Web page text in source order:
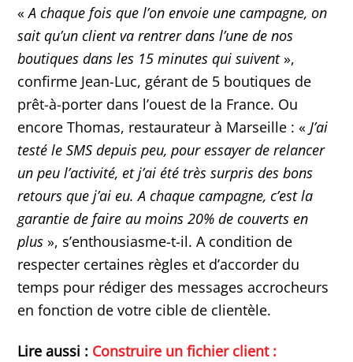
«A chaque fois que l’on envoie une campagne, on
sait qu’un client va rentrer dans l’une de nos
boutiques dans les 15 minutes qui suivent»,
confirme Jean-Luc, gérant de 5 boutiques de
prêt-à-porter dans l’ouest de la France. Ou
encore Thomas, restaurateur à Marseille : «J’ai
testé le SMS depuis peu, pour essayer de relancer
un peu l’activité, et j’ai été très surpris des bons
retours que j’ai eu. A chaque campagne, c’est la
garantie de faire au moins 20% de couverts en
plus », s’enthousiasme-t-il. A condition de
respecter certaines règles et d’accorder du
temps pour rédiger des messages accrocheurs
en fonction de votre cible de clientèle.
Lire aussi : Construire un fichier client :